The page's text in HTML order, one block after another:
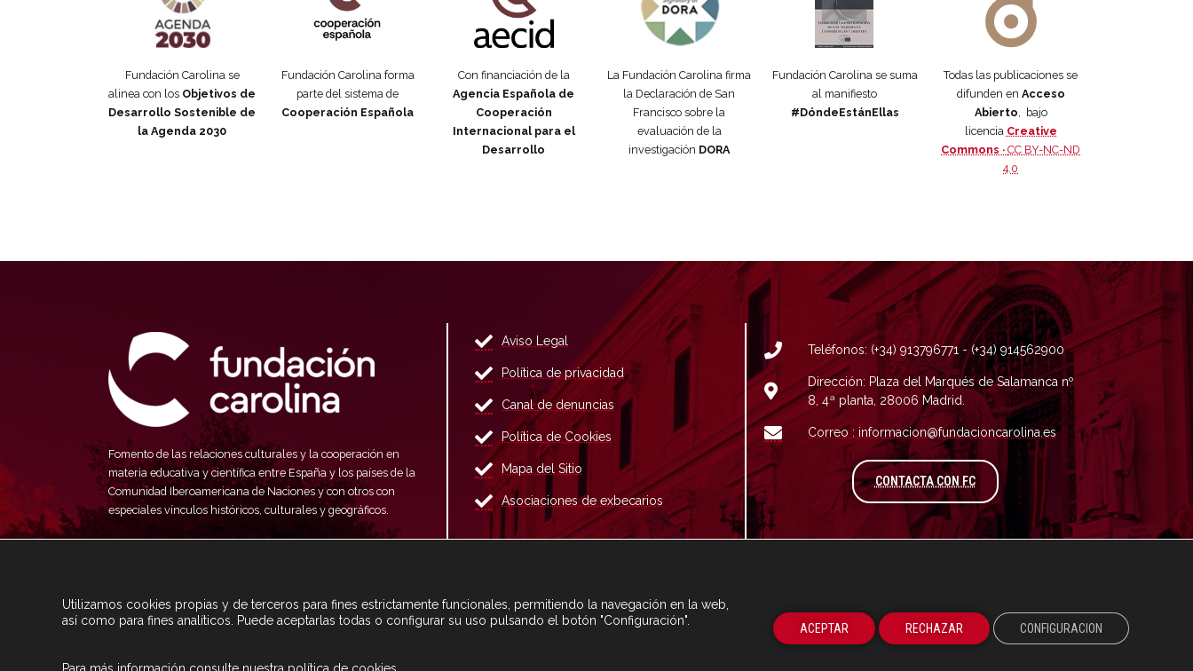
Fundación Carolina se
alinea con los Objetivos de
Desarrollo Sostenible de
la Agenda 2030
Fundación Carolina forma
parte del sistema de
Cooperación Española
Con financiación de la
Agencia Española de
Cooperación
Internacional para el
Desarrollo
La Fundación Carolina firma
la Declaración de San
Francisco sobre la
evaluación de la
investigación DORA
Fundación Carolina se suma
al manifiesto
#DóndeEstánEllas
Todas las publicaciones se
difunden en Acceso
Abierto , bajo
licencia Creative
Commons ·CC BY-NC-ND
4.0
Fomento de las relaciones culturales y la cooperación en
materia educativa y científica entre España y los países de la
Comunidad Iberoamericana de Naciones y con otros con
especiales vínculos históricos, culturales y geográficos.
Aviso Legal
Política de privacidad
Canal de denuncias
Política de Cookies
Mapa del Sitio
Asociaciones de exbecarios
Teléfonos: (+34) 913796771 - (+34) 914562900
Dirección: Plaza del Marqués de Salamanca nº
8, 4ª planta, 28006 Madrid.
Correo : informacion@fundacioncarolina.es
CONTACTA CON FCA TRAVÉS DEL FORMULARIO DE
Utilizamos cookies propias y de terceros para fines estrictamente funcionales, permitiendo la navegación en la web,
así como para fines analíticos. Puede aceptarlas todas o configurar su uso pulsando el botón "Configuración".
ACEPTAR RECHAZAR CONFIGURACION